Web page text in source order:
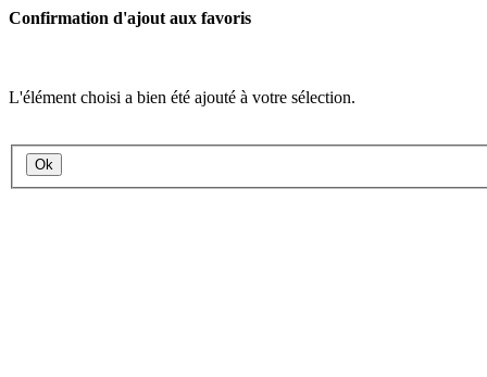
Confirmation d'ajout aux favoris
L'élément choisi a bien été ajouté à votre sélection.